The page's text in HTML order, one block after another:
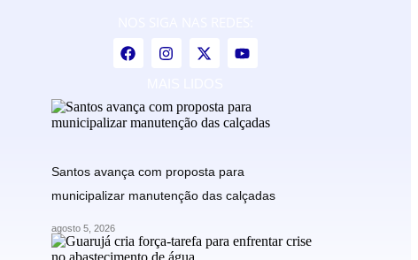
Santos avança com proposta para
municipalizar manutenção das calçadas
agosto 5, 2026